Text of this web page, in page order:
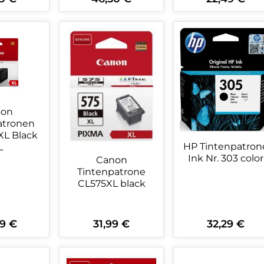
Anzahl: Gib den gewünschten
Produkt Anzahl: Gib den
Produkt
Black
Preis:
€
Anzahl: Gib den gewünschten
Canon
Tintenpatrone
CL575XL black
Regulärer Preis:
31,99 €
Produkt Anzahl: Gib den
HP
Ink Nr. 303 color
Regulärer Preis:
32,29 €
Produkt